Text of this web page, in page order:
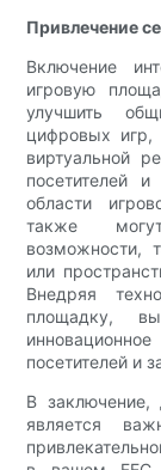
Привлечение
Включение
игровую
улучшить
цифровых игр,
виртуальной
посетителей
области
также могут
возможности,
или
Внедряя
площадку,
посетителей и
В заключение,
является